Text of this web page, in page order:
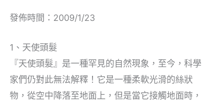
發佈時間：2009/1/23
1、天使頭髮
『天使頭髮』是一種罕見的自然現象，至今，科學
家們仍對此無法解釋！它是一種柔軟光滑的絲狀
物，從空中降落至地面上，但是當它接觸地面時，